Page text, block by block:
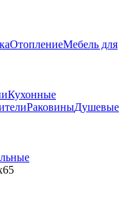
ОтоплениеМебель для
Кухонные
РаковиныДушевые